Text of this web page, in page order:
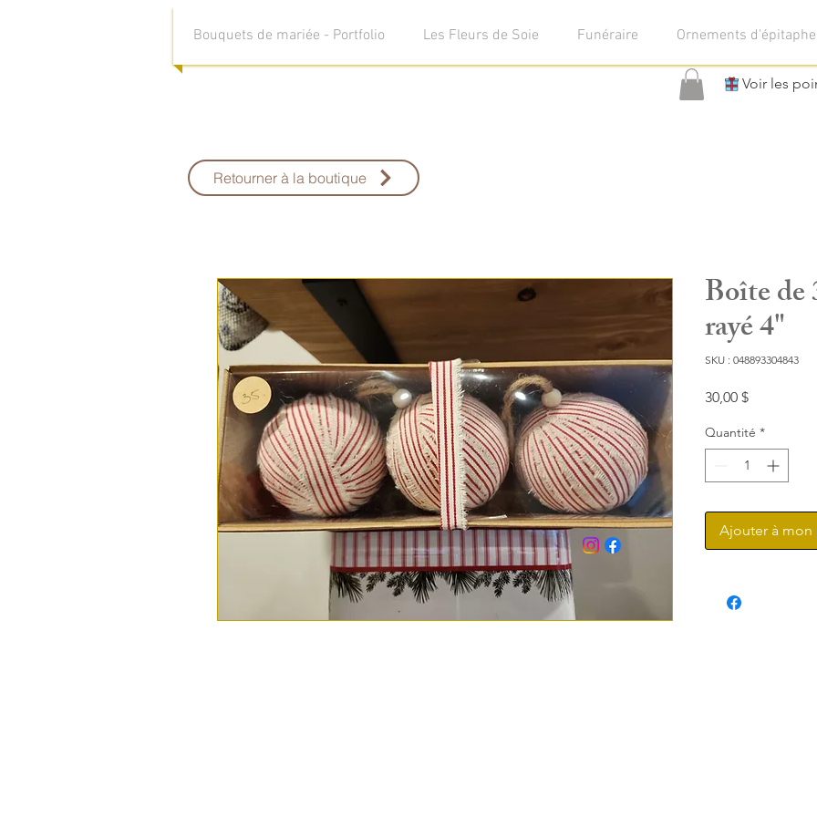
Bouquets de mariée - Portfolio Les Fleurs de Soie Funéraire Ornements d'épitaphe
Voir les
Boîte de
rayé 4"
SKU : 048893304843
30,00 $Prix
Quantité *
Ajouter à mon
Retourner à la boutique